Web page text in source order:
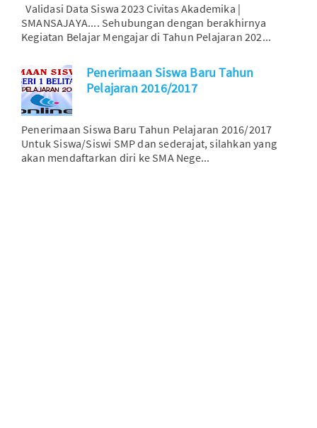
Validasi Data Siswa 2023 Civitas Akademika |
SMANSAJAYA.... Sehubungan dengan berakhirnya
Kegiatan Belajar Mengajar di Tahun Pelajaran 202...
Penerimaan Siswa Baru Tahun
Pelajaran 2016/2017
Penerimaan Siswa Baru Tahun Pelajaran 2016/2017
Untuk Siswa/Siswi SMP dan sederajat, silahkan yang
akan mendaftarkan diri ke SMA Nege...